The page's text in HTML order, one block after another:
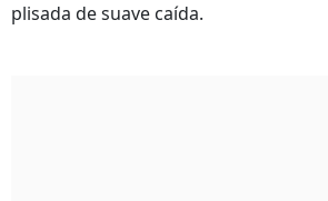
plisada de suave caída.